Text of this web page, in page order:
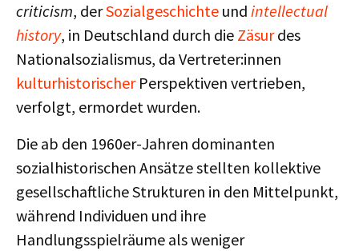
criticism, derSozialgeschichte und intellectual
history, in Deutschland durch die Zäsurdes
Nationalsozialismus, da Vertreter:innen
kulturhistorischerPerspektiven vertrieben,
verfolgt, ermordet wurden.
Die ab den 1960er-Jahren dominanten
sozialhistorischen Ansätze stellten kollektive
gesellschaftliche Strukturen in den Mittelpunkt,
während Individuen und ihre
Handlungsspielräume als weniger